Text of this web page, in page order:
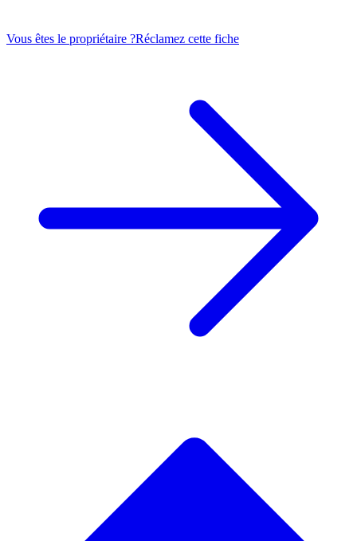
Vous êtes le propriétaire ?Réclamez cette fiche